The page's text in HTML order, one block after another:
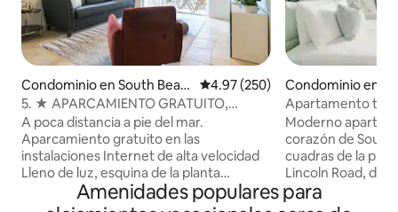
Condominio en South Beac
h
Calificación promedio: 4.97 de
4.97 (250)
5. ★ APARCAMIENTO GRATUITO,
BALCÓN, MODERNO APARTAMENTO EN
SOUTH BEACH
A poca distancia a pie del mar.
Aparcamiento gratuito en las
instalaciones Internet de alta velocidad
Lleno de luz, esquina de la planta
superior con balcón privado. A una calle
del MBCC en la arbolada calle 18. A 1
Condominio en
Apartamento
Miami, en
Moderno
corazón de South
cuadras de la
Lincoln Road,
bares,
nocturna y
Amenidades populares para